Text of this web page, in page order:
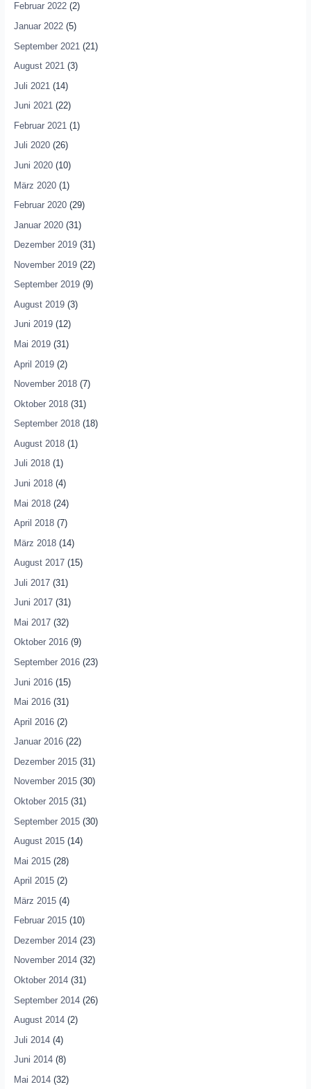
Februar 2022(2)
Januar 2022(5)
September 2021 (21)
August 2021(3)
Juli 2021 (14)
Juni 2021(22)
Februar 2021 (1)
Juli 2020(26)
Juni 2020(10)
März 2020(1)
Februar 2020(29)
Januar 2020(31)
Dezember 2019(31)
November 2019(22)
September 2019(9)
August 2019(3)
Juni 2019(12)
Mai 2019(31)
April 2019(2)
November 2018(7)
Oktober 2018(31)
September 2018(18)
August 2018(1)
Juli 2018(1)
Juni 2018(4)
Mai 2018(24)
April 2018(7)
März 2018(14)
August 2017(15)
Juli 2017(31)
Juni 2017(31)
Mai 2017(32)
Oktober 2016(9)
September 2016(23)
Juni 2016(15)
Mai 2016(31)
April 2016(2)
Januar 2016(22)
Dezember 2015(31)
November 2015(30)
Oktober 2015(31)
September 2015(30)
August 2015(14)
Mai 2015(28)
April 2015(2)
März 2015(4)
Februar 2015(10)
Dezember 2014(23)
November 2014(32)
Oktober 2014(31)
September 2014(26)
August 2014(2)
Juli 2014(4)
Juni 2014(8)
Mai 2014(32)